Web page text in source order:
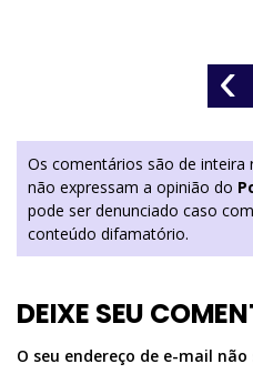
‹
Os comentários são de inteira
não expressam a opinião do
pode ser denunciado caso
conteúdo difamatório.
DEIXE SEU
O seu endereço de e-mail